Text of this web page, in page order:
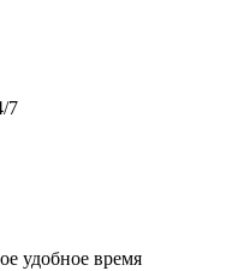
7
удобное время